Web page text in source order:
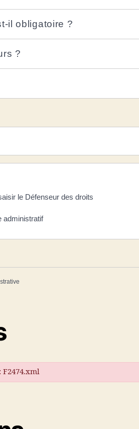
il obligatoire ?
?
le Défenseur des droits
administratif